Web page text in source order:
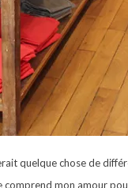
quelque chose de
comprend mon amour